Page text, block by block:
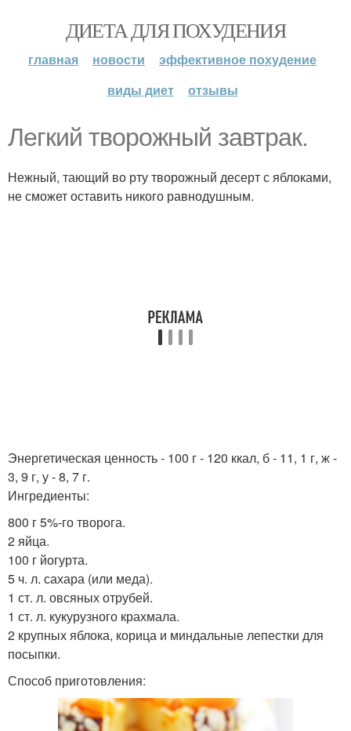
ДИЕТА ДЛЯ ПОХУДЕНИЯ
главная новости
эффективное похудение
виды диет
отзывы
Легкий творожный завтрак.
Нежный, тающий во рту творожный десерт с яблоками,
не сможет оставить никого равнодушным.
Энергетическая ценность - 100 г - 120 ккал, б - 11, 1 г, ж -
3, 9 г, у - 8, 7 г.
Ингредиенты:
800 г 5%-го творога.
2 яйца.
100 г йогурта.
5 ч. л. сахара (или меда).
1 ст. л. овсяных отрубей.
1 ст. л. кукурузного крахмала.
2 крупных яблока, корица и миндальные лепестки для
посыпки.
Способ приготовления: